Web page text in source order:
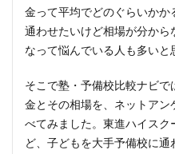
金って平均でどのぐらいかか
通わせたいけど相場が分か
なって悩んでいる人も多いと
そこで塾・予備校比較ナビ
金とその相場を、ネットア
べてみました。東進ハイス
ど、子どもを大手予備校に